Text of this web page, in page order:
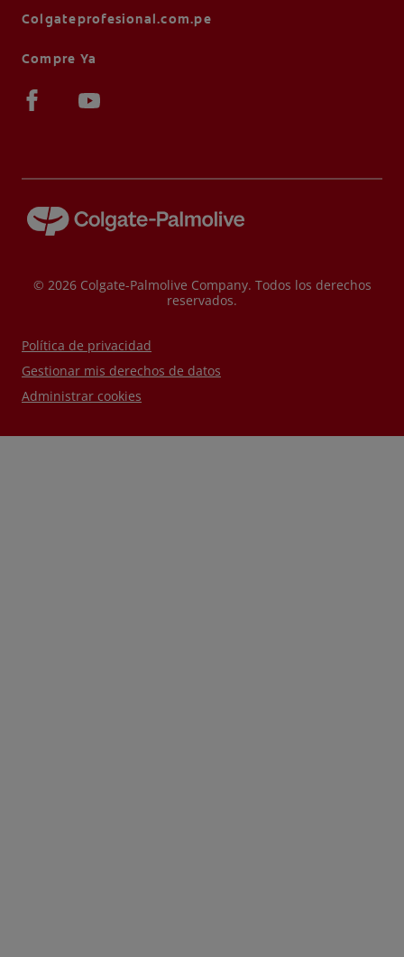
Colgateprofesional.com.pe
Compre Ya
© 2026 Colgate-Palmolive Company. Todos los derechos
reservados.
Política de privacidad
Gestionar mis derechos de datos
Administrar cookies